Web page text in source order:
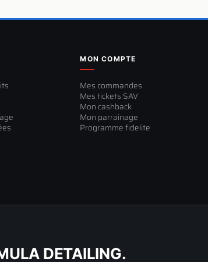
MON COMPTE
Mes commandes
Mes tickets SAV
Mon cashback
Mon parrainage
Programme fidelite
DETAILING.